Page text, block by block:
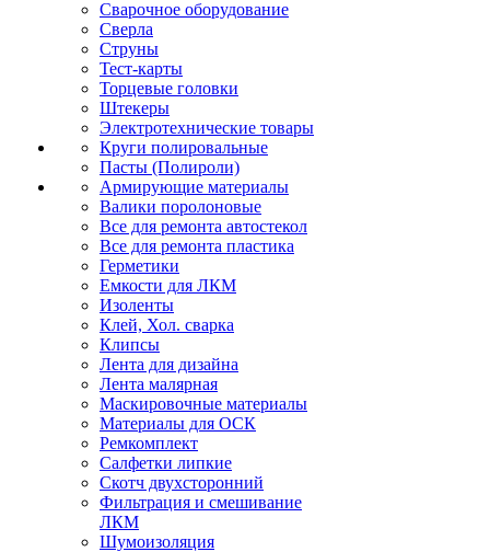
Сварочное оборудование
Сверла
Струны
Тест-карты
Торцевые головки
Штекеры
Электротехнические товары
Круги полировальные
Пасты (Полироли)
Армирующие материалы
Валики поролоновые
Все для ремонта автостекол
Все для ремонта пластика
Герметики
Емкости для ЛКМ
Изоленты
Клей, Хол. сварка
Клипсы
Лента для дизайна
Лента малярная
Маскировочные материалы
Материалы для ОСК
Ремкомплект
Салфетки липкие
Скотч двухсторонний
Фильтрация и смешивание
ЛКМ
Шумоизоляция